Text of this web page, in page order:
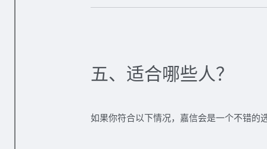
五、适合哪些人？
如果你符合以下情况，嘉信会是一个不错的选